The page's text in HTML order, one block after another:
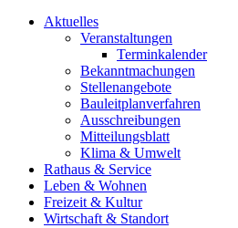
Aktuelles
Veranstaltungen
Terminkalender
Bekanntmachungen
Stellenangebote
Bauleitplanverfahren
Ausschreibungen
Mitteilungsblatt
Klima & Umwelt
Rathaus & Service
Leben & Wohnen
Freizeit & Kultur
Wirtschaft & Standort